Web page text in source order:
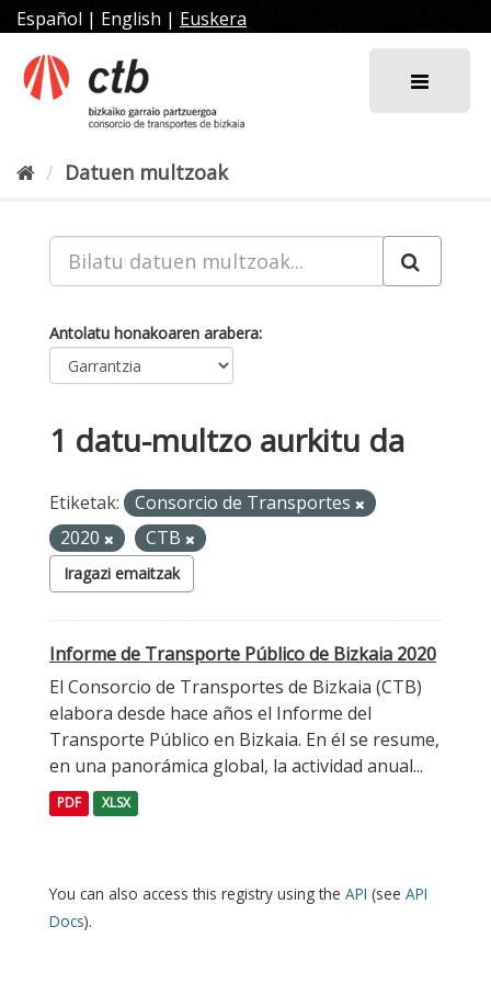
Joan
edukira
Español | English | Euskera
Datuen multzoak
Antolatu honakoaren arabera
1 datu-multzo aurkitu da
Etiketak:
Consorcio de Transportes
2020
CTB
Iragazi emaitzak
Informe de Transporte Público de Bizkaia 2020
El Consorcio de Transportes de Bizkaia (CTB)
elabora desde hace años el Informe del
Transporte Público en Bizkaia. En él se resume,
en una panorámica global, la actividad anual...
PDF XLSX
You can also access this registry using the API (see API
Docs).